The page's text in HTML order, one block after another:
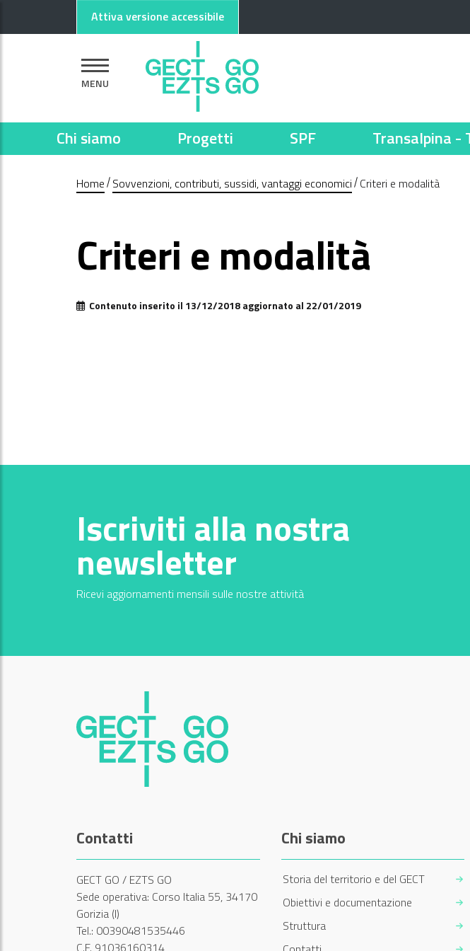
Attiva versione accessibile
MENU
Chi siamo Progetti SPF Transalpina -
Home Sovvenzioni, contributi, sussidi, vantaggi economici Criteri e modalità
Criteri e modalità
Contenuto inserito il 13/12/2018 aggiornato al 22/01/2019
Iscriviti alla nostra
newsletter
Ricevi aggiornamenti mensili sulle nostre attività
Contatti
GECT GO / EZTS GO
Sede operativa: Corso Italia 55, 34170
Gorizia (I)
Tel.: 00390481535446
C.F. 91036160314
Chi siamo
Storia del territorio e del GECT
Obiettivi e documentazione
Struttura